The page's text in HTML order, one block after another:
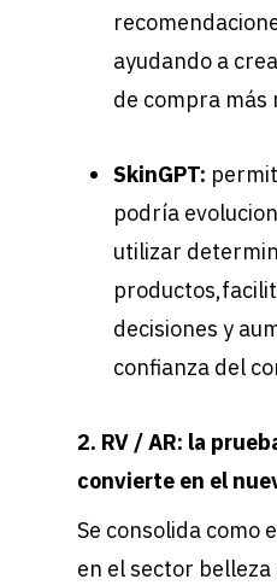
ayudando a
de compra más
SkinGPT:
podría
utilizar
decisiones y
confianza del
2. RV / AR: la
convierte en el
Se consolida como
en el sector